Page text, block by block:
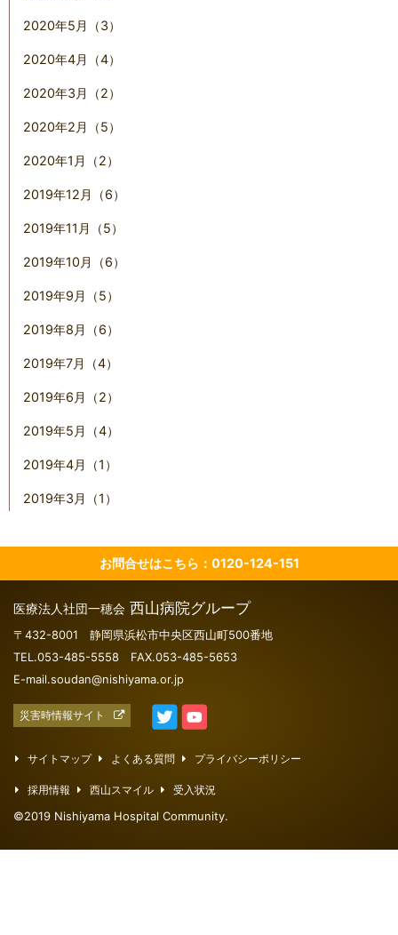
2020年5月（3）
2020年4月（4）
2020年3月（2）
2020年2月（5）
2020年1月（2）
2019年12月（6）
2019年11月（5）
2019年10月（6）
2019年9月（5）
2019年8月（6）
2019年7月（4）
2019年6月（2）
2019年5月（4）
2019年4月（1）
2019年3月（1）
お問合せはこちら：0120-124-151
医療法人社団一穂会 西山病院グループ
〒432-8001 静岡県浜松市中央区西山町500番地
TEL.053-485-5558 FAX.053-485-5653
E-mail.soudan@nishiyama.or.jp
災害時情報サイト
サイトマップ よくある質問 プライバシーポリシー
採用情報 西山スマイル 受入状況
©2019 Nishiyama Hospital Community.